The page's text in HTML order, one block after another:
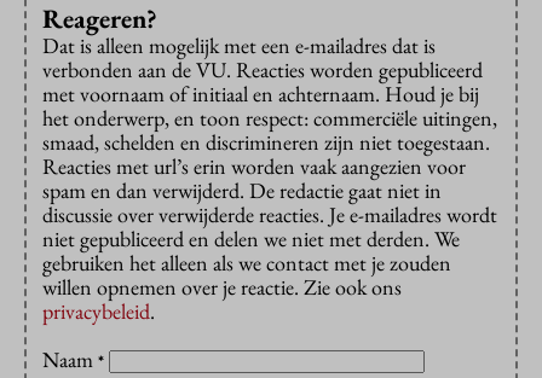
Reageren?
Dat is alleen mogelijk met een e-mailadres dat is
verbonden aan de VU. Reacties worden gepubliceerd
met voornaam of initiaal en achternaam. Houd je bij
het onderwerp, en toon respect: commerciële uitingen,
smaad, schelden en discrimineren zijn niet toegestaan.
Reacties met url’s erin worden vaak aangezien voor
spam en dan verwijderd. De redactie gaat niet in
discussie over verwijderde reacties. Je e-mailadres wordt
niet gepubliceerd en delen we niet met derden. We
gebruiken het alleen als we contact met je zouden
willen opnemen over je reactie. Zie ook ons
privacybeleid.
Naam *